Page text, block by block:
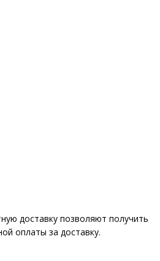
доставку позволяют получить
оплаты за доставку.